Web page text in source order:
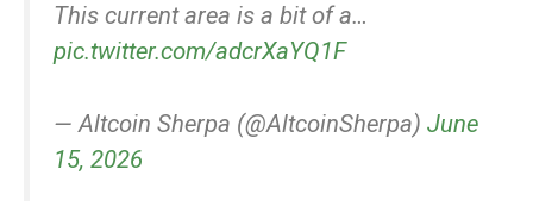
This current area is a bit of a…
pic.twitter.com/adcrXaYQ1F
— Altcoin Sherpa (@AltcoinSherpa) June
15, 2026